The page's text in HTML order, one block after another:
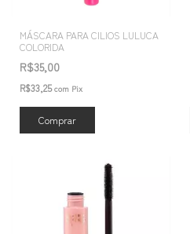
MÁSCARA PARA CILIOS LULUCA
COLORIDA
R$35,00
R$33,25com Pix
Comprar